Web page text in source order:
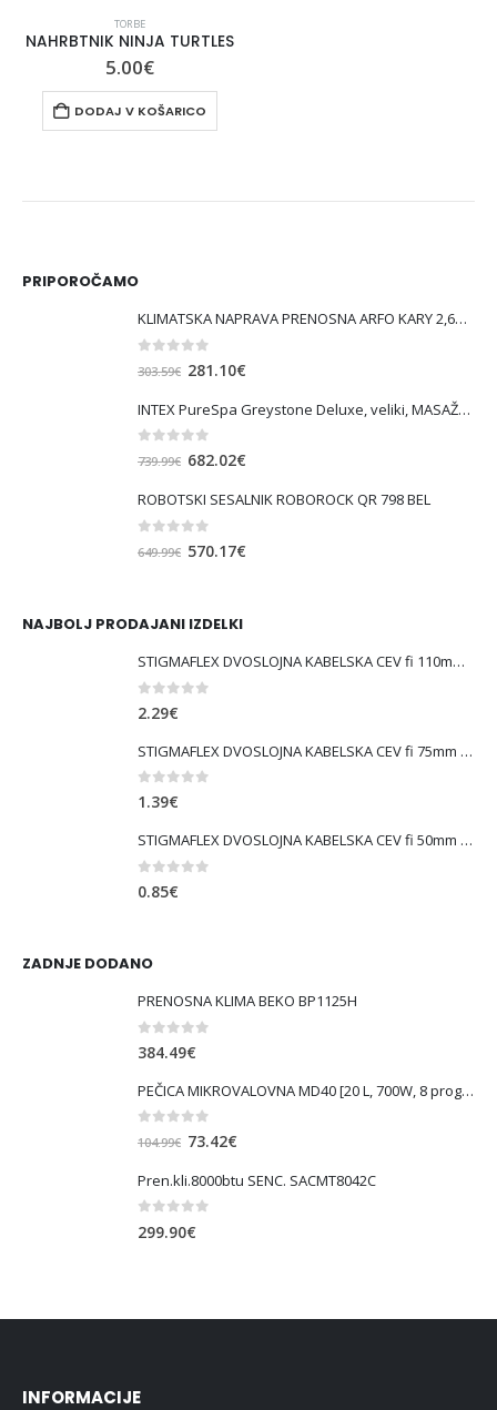
TORBE
NAHRBTNIK NINJA TURTLES
5.00€
DODAJ V KOŠARICO
PRIPOROČAMO
KLIMATSKA NAPRAVA PRENOSNA ARFO KARY 2,6KW
303.59€ Izvirna
je
bila:
303.59€.
281.10€
je:
INTEX PureSpa Greystone Deluxe, veliki, MASAŽNI BAZEN SQUARE ZA 6 OSEB
out of 5
739.99€ Izvirna
je
bila:
739.99€.
682.02€
je:
ROBOTSKI SESALNIK ROBOROCK QR 798 BEL
649.99€ Izvirna
bila:
570.17€
NAJBOLJ PRODAJANI IZDELKI
STIGMAFLEX DVOSLOJNA KABELSKA CEV fi 110mm , kolut 50 m, cena za tekoči meter
2.29€
STIGMAFLEX DVOSLOJNA KABELSKA CEV fi 75mm , kolut 50 m, cena za tekoči meter
0 out of 5
1.39€
STIGMAFLEX DVOSLOJNA KABELSKA CEV fi 50mm , kolut 50 m, cena za tekoči meter
0.85€
ZADNJE DODANO
PRENOSNA KLIMA BEKO BP1125H
384.49€
PEČICA MIKROVALOVNA MD40 [20 L, 700W, 8 prog., bela ]
out of 5
104.99€ Izvirna
je
bila:
104.99€.
73.42€
je:
Pren.kli.8000btu SENC. SACMT8042C
299.90€
INFORMACIJE